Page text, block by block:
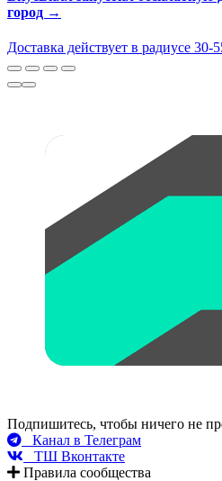
город →
Доставка действует в радиусе 30-
Подпишитесь, чтобы ничего не
Канал в Телеграм
ТШ Вконтакте
Правила сообщества